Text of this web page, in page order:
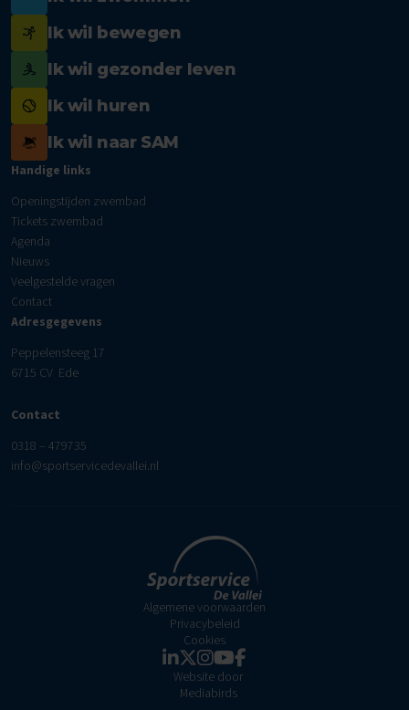
Ik wil bewegen
Ik wil gezonder leven
Ik wil huren
Ik wil naar SAM
Handige links
Openingstijden zwembad
Tickets zwembad
Agenda
Nieuws
Veelgestelde vragen
Contact
Adresgegevens
Peppelensteeg 17
6715 CV Ede
Contact
0318 – 479735
info@sportservicedevallei.nl
Algemene voorwaarden
Privacybeleid
Cookies
Website door
Mediabirds